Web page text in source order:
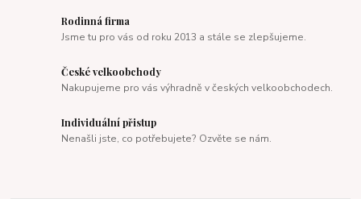
Rodinná firma
Jsme tu pro vás od roku 2013 a stále se zlepšujeme.
České velkoobchody
Nakupujeme pro vás výhradně v českých velkoobchodech.
Individuální přistup
Nenašli jste, co potřebujete? Ozvěte se nám.